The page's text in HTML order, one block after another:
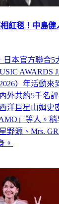
紅毯！中島
日本官方聯合5
AWARDS
）年活動來
外共約5千名
洋巨星山姆史
」等人。稍
野源、Mrs.
。